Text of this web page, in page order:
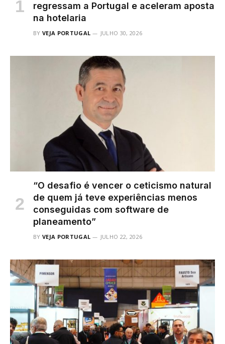
regressam a Portugal e aceleram aposta
na hotelaria
BY VEJA PORTUGAL JULHO 30, 2026
“O desafio é vencer o ceticismo natural
de quem já teve experiências menos
conseguidas com software de
planeamento”
BY VEJA PORTUGAL JULHO 22, 2026